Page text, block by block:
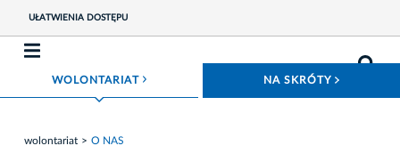
UŁATWIENIA DOSTĘPU
WOLONTARIATROZWIŃ MENU NA SKRÓTY
wolontariat O NAS